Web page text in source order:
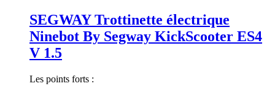
SEGWAY Trottinette électrique
Ninebot By Segway KickScooter ES4
V 1.5
Les points forts :